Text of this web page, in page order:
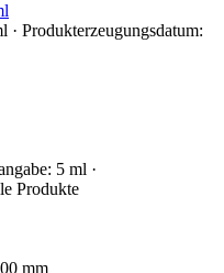
· Produkterzeugungsdatum:
5 ml ·
Produkte